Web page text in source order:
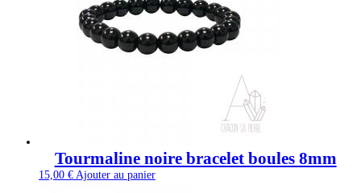
Tourmaline noire bracelet boules 8mm
15,00 € Ajouter au panier